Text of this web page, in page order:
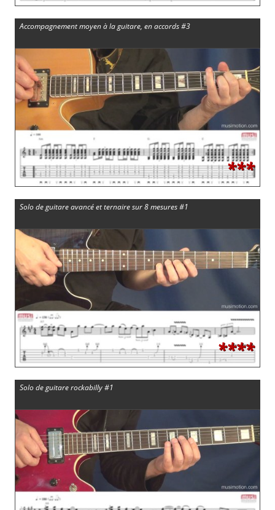
Accompagnement moyen à la guitare, en accords #3
***
Solo de guitare avancé et ternaire sur 8 mesures #1
****
Solo de guitare rockabilly #1